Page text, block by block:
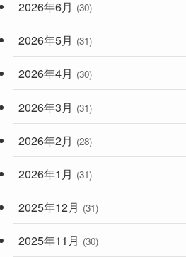
2026年6月 (30)
2026年5月 (31)
2026年4月 (30)
2026年3月 (31)
2026年2月 (28)
2026年1月 (31)
2025年12月 (31)
2025年11月 (30)